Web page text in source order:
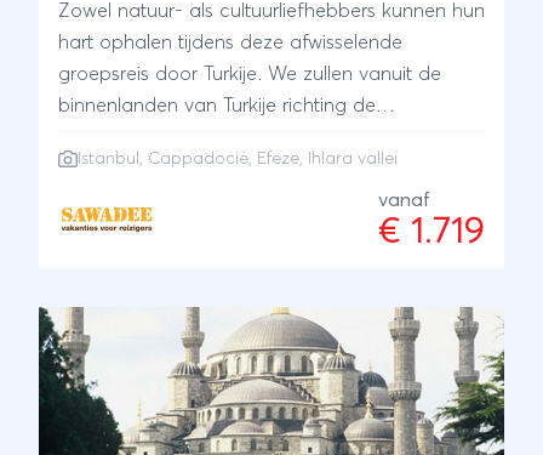
Zowel natuur- als cultuurliefhebbers kunnen hun
hart ophalen tijdens deze afwisselende
groepsreis door Turkije. We zullen vanuit de
binnenlanden van Turkije richting de
onvergetelijke bezienswaardigheden bezoeken.
In het sprookjesachtige Cappadocië kun je
prachtige wandelen door de Ihlara vallei. Relax
het levendige Istanbul. Ontdek de
hoogtepunten van dit bijzonder gastvrije land!
Istanbul , Cappadocië, Efeze, Ihlara vallei
vanaf
€ 1.719